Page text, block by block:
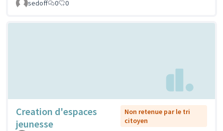
sedoff 0 0
Creation d'espaces
jeunesse
Non retenue par le tri
citoyen